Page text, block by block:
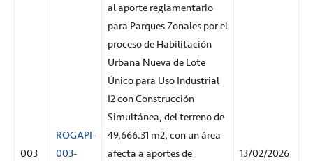
003
ROGAPI-
003-
al aporte reglamentario
para Parques Zonales por el
proceso de Habilitación
Urbana Nueva de Lote
Único para Uso Industrial
I2 con Construcción
Simultánea, del terreno de
49,666.31 m2, con un área
afecta a aportes de
13/02/2026